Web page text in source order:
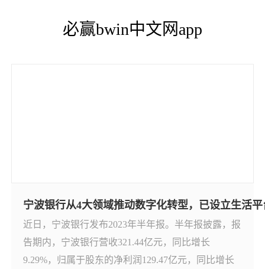
必赢bwin中文网app
宁波银行从4大领域推动数字化转型，已设立生活
近日，宁波银行发布2023年半年报。半年报披露，报
告期内，宁波银行营收321.44亿元，同比增长
9.29%，归属于股东的净利润129.47亿元，同比增长